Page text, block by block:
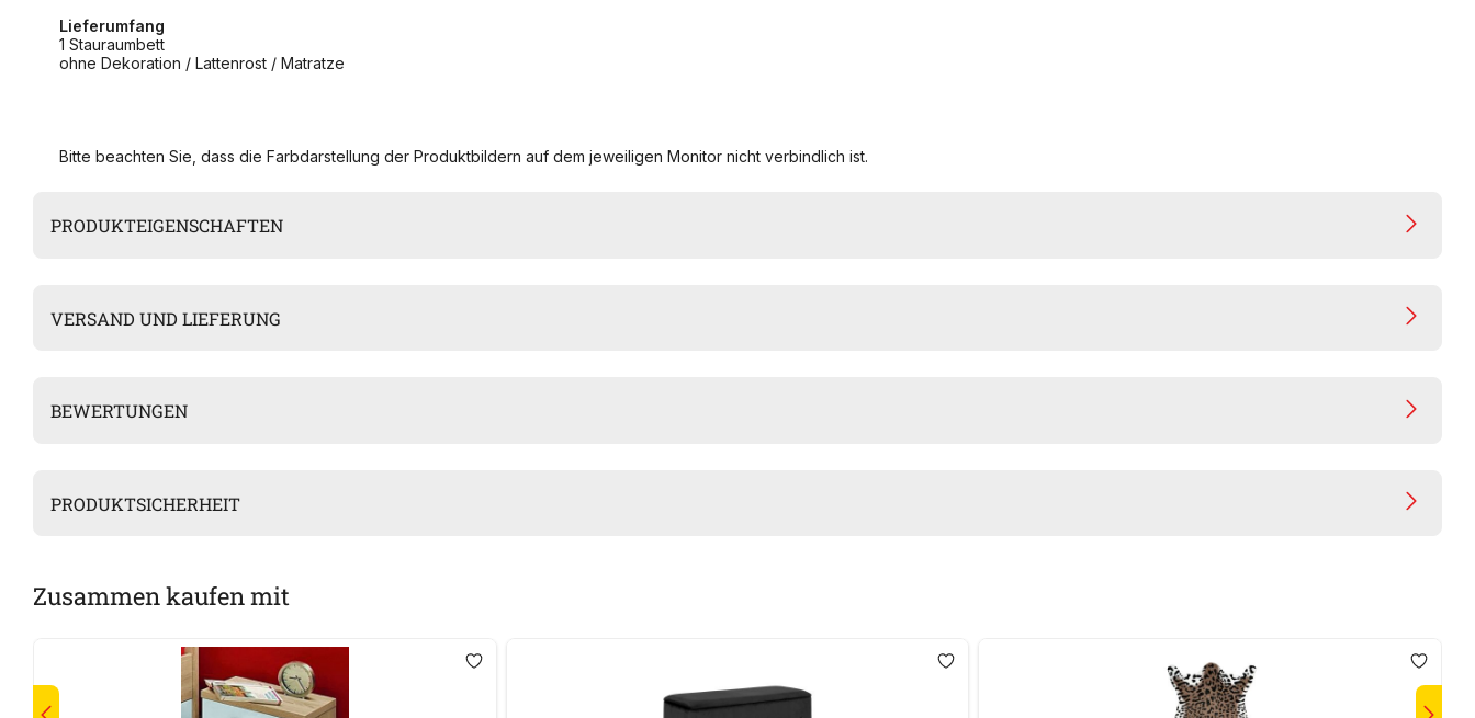
Lieferumfang
1 Stauraumbett
ohne Dekoration / Lattenrost / Matratze
Bitte beachten Sie, dass die Farbdarstellung der Produktbildern auf dem jeweiligen Monitor nicht verbindlich ist.
PRODUKTEIGENSCHAFTEN
VERSAND UND LIEFERUNG
BEWERTUNGEN
PRODUKTSICHERHEIT
Zusammen kaufen mit